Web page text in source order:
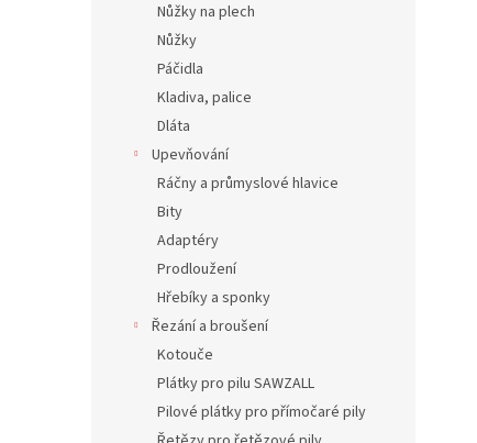
Nůžky na plech
Nůžky
Páčidla
Kladiva, palice
Dláta
Upevňování
Ráčny a průmyslové hlavice
Bity
Adaptéry
Prodloužení
Hřebíky a sponky
Řezání a broušení
Kotouče
Plátky pro pilu SAWZALL
Pilové plátky pro přímočaré pily